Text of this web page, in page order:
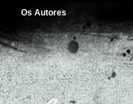
Os Autores